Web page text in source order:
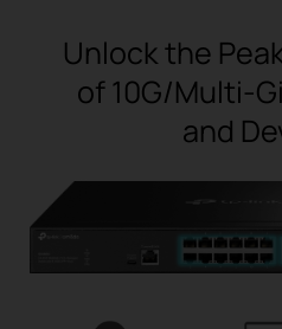
Unlock the
of 10G/Multi-
and